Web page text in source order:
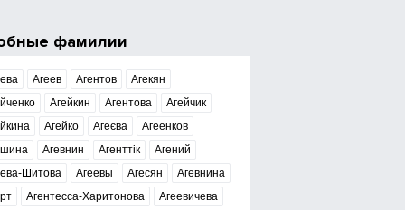
фамилии
Агеев Агентов
Агекян
Агейкин Агентова
Агейчик
Агейко Агеєва
Агеенков
Агевнин Агенттік
Агений
Шитова
Агеевы Агесян
Агевнина
Агентесса-Харитонова
Агеевичева